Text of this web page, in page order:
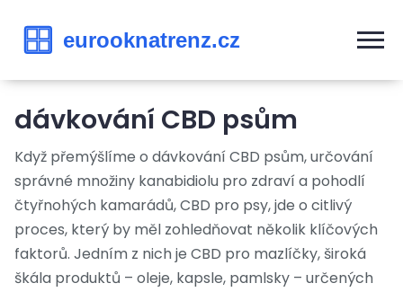
dávkování CBD psům
Když přemýšlíme o dávkování CBD psům,určování
správné množiny kanabidiolu pro zdraví a pohodlí
čtyřnohých kamarádů,CBD pro psy, jde o citlivý
proces, který by měl zohledňovat několik klíčových
faktorů. Jedním z nich je CBD pro mazlíčky, široká
škála produktů – oleje, kapsle, pamlsky – určených